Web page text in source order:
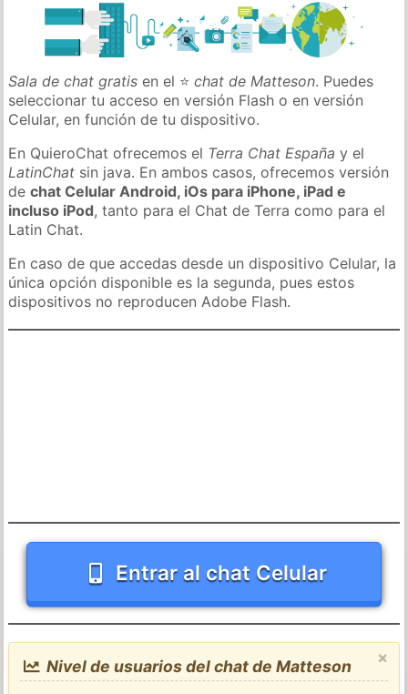
Sala de chat gratis en el ⭐chat de Matteson. Puedes
seleccionar tu acceso en versión Flash o en versión
Celular, en función de tu dispositivo.
En QuieroChat ofrecemos el Terra Chat España y el
LatinChat sin java. En ambos casos, ofrecemos versión
dechat Celular Android, iOs para iPhone, iPad e
incluso iPod, tanto para el Chat de Terra como para el
Latin Chat.
En caso de que accedas desde un dispositivo Celular, la
única opción disponible es la segunda, pues estos
dispositivos no reproducen Adobe Flash.
Entrar al chat Celular
×
Nivel de usuarios del chat de Matteson